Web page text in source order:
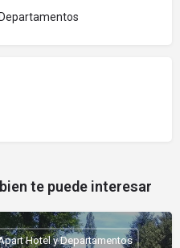
te puede interesar
Hotel y Departamentos